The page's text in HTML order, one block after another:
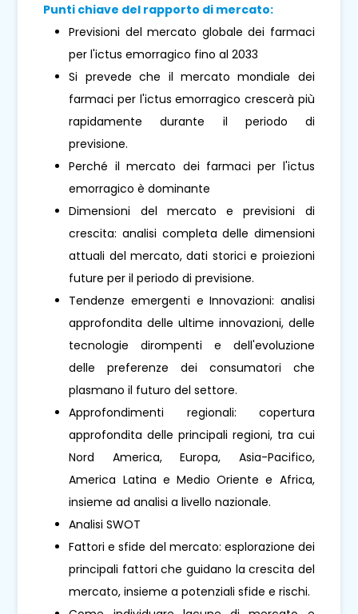
Punti chiave del rapporto di mercato:
Previsioni del mercato globale dei farmaci
per l'ictus emorragico fino al 2033
Si prevede che il mercato mondiale dei
farmaci per l'ictus emorragico crescerà più
rapidamente durante il periodo di
previsione.
Perché il mercato dei farmaci per l'ictus
emorragico è dominante
Dimensioni del mercato e previsioni di
crescita: analisi completa delle dimensioni
attuali del mercato, dati storici e proiezioni
future per il periodo di previsione.
Tendenze emergenti e Innovazioni: analisi
approfondita delle ultime innovazioni, delle
tecnologie dirompenti e dell'evoluzione
delle preferenze dei consumatori che
plasmano il futuro del settore.
Approfondimenti regionali: copertura
approfondita delle principali regioni, tra cui
Nord America, Europa, Asia-Pacifico,
America Latina e Medio Oriente e Africa,
insieme ad analisi a livello nazionale.
Analisi SWOT
Fattori e sfide del mercato: esplorazione dei
principali fattori che guidano la crescita del
mercato, insieme a potenziali sfide e rischi.